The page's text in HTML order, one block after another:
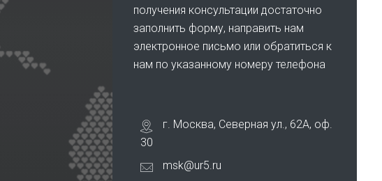
получения консультации достаточно
заполнить форму, направить нам
электронное письмо или обратиться к
нам по указанному номеру телефона
г. Москва, Северная ул., 62А, оф.
30
msk@ur5.ru